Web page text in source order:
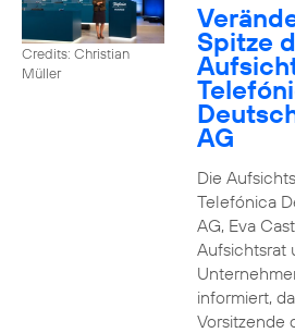
Credits: Christian
Müller
Spitze
AG
Die
Telefónica
AG, Eva
Aufsichtsrat
informiert,
Vorsitzende